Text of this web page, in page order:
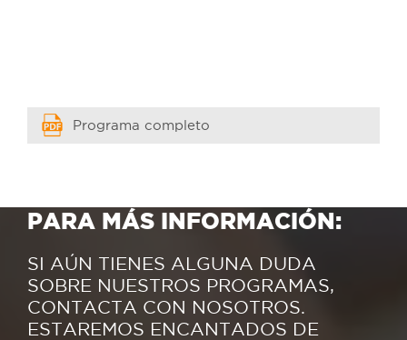
Programa completo
PARA MÁS INFORMACIÓN:
SI AÚN TIENES ALGUNA DUDA
SOBRE NUESTROS PROGRAMAS,
CONTACTA CON NOSOTROS.
ESTAREMOS ENCANTADOS DE